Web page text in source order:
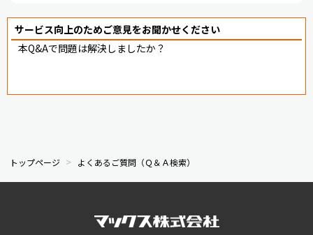
サービス向上のためご意見をお聞かせください
本Q&Aで問題は解決しましたか？
トップページ よくあるご質問（Ｑ＆Ａ検索）